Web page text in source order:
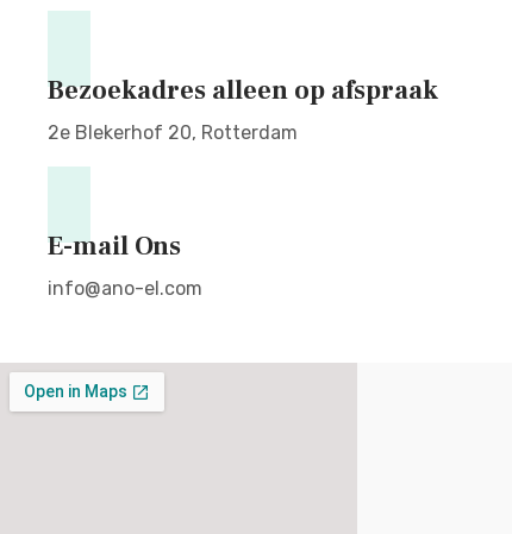
Bezoekadres alleen op afspraak
2e Blekerhof 20, Rotterdam
E-mail Ons
info@ano-el.com